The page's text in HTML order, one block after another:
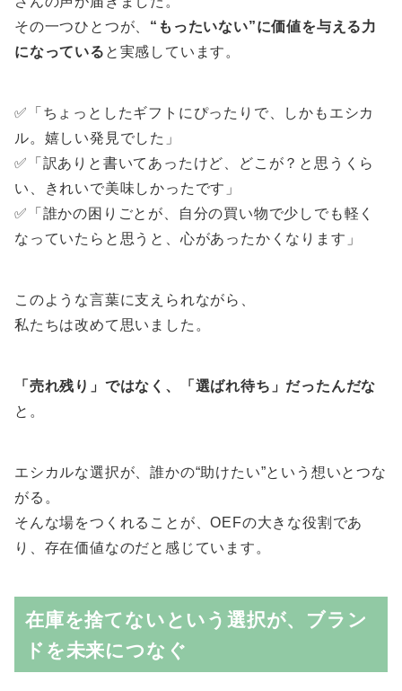
その一つひとつが、 “もったいない”に価値を与える力
になっている と実感しています。
✅「ちょっとしたギフトにぴったりで、しかもエシカ
ル。嬉しい発見でした」
✅「訳ありと書いてあったけど、どこが？と思うくら
い、きれいで美味しかったです」
✅「誰かの困りごとが、自分の買い物で少しでも軽く
なっていたらと思うと、心があったかくなります」
このような言葉に支えられながら、
私たちは改めて思いました。
「売れ残り」ではなく、「選ばれ待ち」だったんだな
と。
エシカルな選択が、誰かの“助けたい”という想いとつな
がる。
そんな場をつくれることが、OEFの大きな役割であ
り、存在価値なのだと感じています。
在庫を捨てないという選択が、ブラン
ドを未来につなぐ